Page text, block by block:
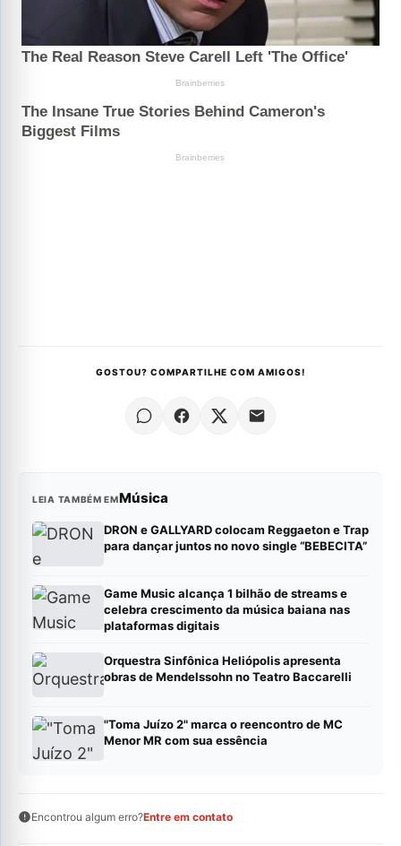
GOSTOU? COMPARTILHE COM AMIGOS!
LEIA TAMBÉM EMMúsica
DRON e GALLYARD colocam Reggaeton e Trap
para dançar juntos no novo single “BEBECITA”
Game Music alcança 1 bilhão de streams e
celebra crescimento da música baiana nas
plataformas digitais
Orquestra Sinfônica Heliópolis apresenta
obras de Mendelssohn no Teatro Baccarelli
"Toma Juízo 2" marca o reencontro de MC
Menor MR com sua essência
Encontrou algum erro?Entre em contato